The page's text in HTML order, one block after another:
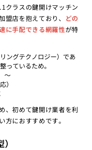
クラスの鍵開けマッチン
盟店を抱えており、 どの
に手配できる網羅性が特
ングテクノロジー）であ
っているため。
〜
）
、初めて鍵開け業者を利
方におすすめです。